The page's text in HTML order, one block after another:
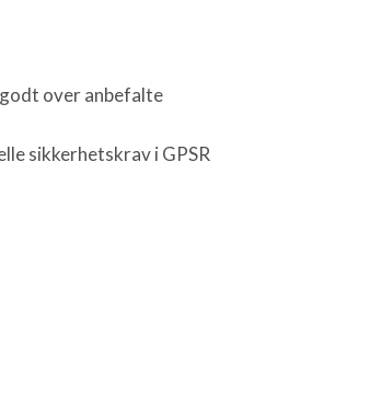
over anbefalte
sikkerhetskrav i GPSR